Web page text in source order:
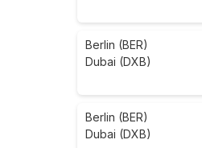
Berlin (BER)
Dubai (DXB)
Berlin (BER)
Dubai (DXB)